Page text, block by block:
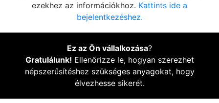
ezekhez az információkhoz. Kattints ide a
bejelentkezéshez.
Ez az Ön vállalkozása?
Gratulálunk! Ellenőrizze le, hogyan szerezhet
népszerűsítéshez szükséges anyagokat, hogy
élvezhesse sikerét.